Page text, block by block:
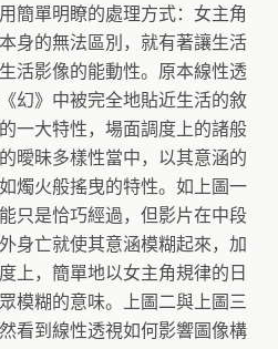
簡單明瞭的處理方式：女主角
身的無法區別，就有著讓生活
活影像的能動性。原本線性透
幻》中被完全地貼近生活的敘
一大特性，場面調度上的諸般
曖昧多樣性當中，以其意涵的
燭火般搖曳的特性。如上圖一
只是恰巧經過，但影片在中段
身亡就使其意涵模糊起來，加
上，簡單地以女主角規律的日
模糊的意味。上圖二與上圖三
看到線性透視如何影響圖像構